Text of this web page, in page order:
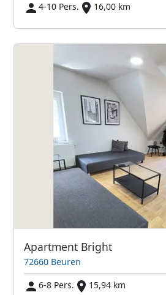
4-10 Pers.
16,00 km
Apartment Bright
72660 Beuren
6-8 Pers.
15,94 km